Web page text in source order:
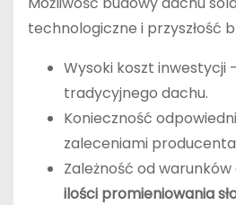
technologiczne i przyszłość
Wysoki koszt inwestycji
tradycyjnego dachu.
Konieczność
zaleceniami
Zależność od
ilości promieniowania